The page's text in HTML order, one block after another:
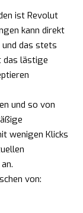
ist Revolut
kann direkt
das stets
das lästige
und so von
wenigen Klicks
von: